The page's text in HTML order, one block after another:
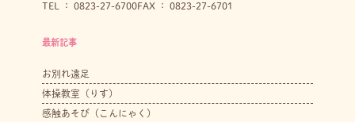
TEL ： 0823-27-6700FAX ： 0823-27-6701
最新記事
お別れ遠足
体操教室（りす）
感触あそび（こんにゃく）